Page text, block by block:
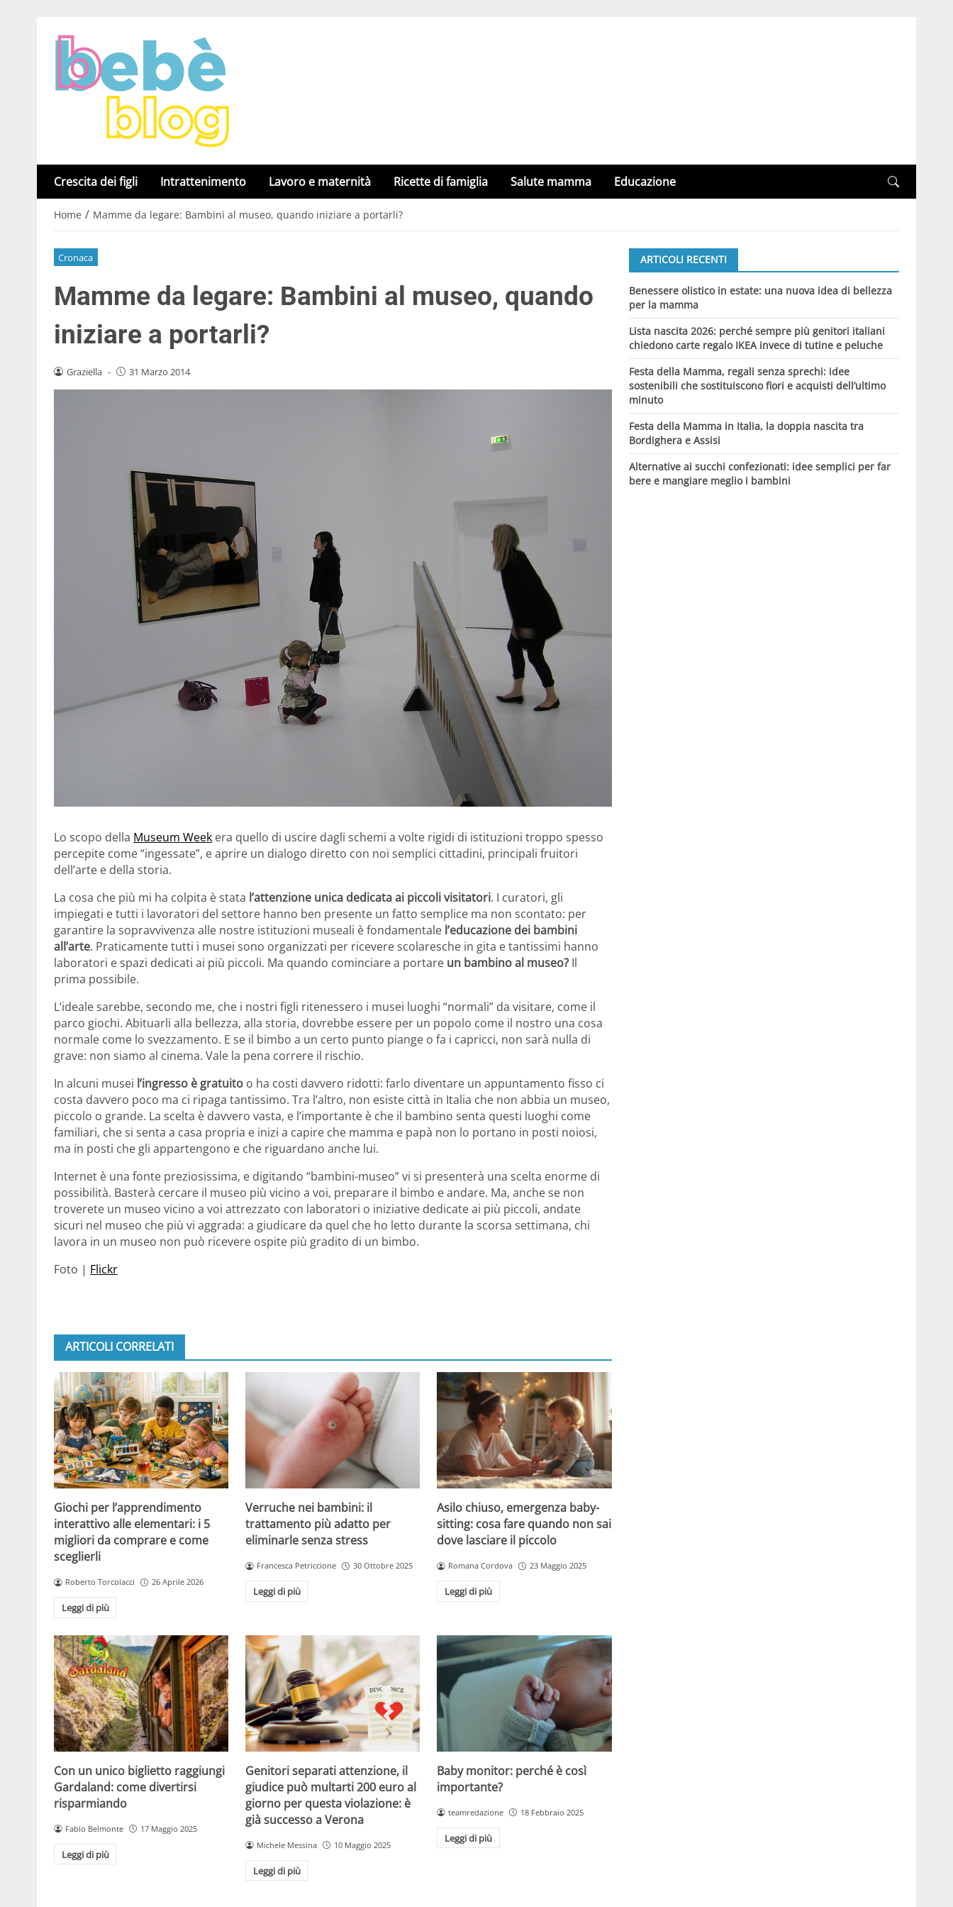
Crescita dei figli Intrattenimento Lavoro e maternità Ricette di famiglia Salute mamma Educazione
Home / Mamme da legare: Bambini al museo, quando iniziare a portarli?
Cronaca
Mamme da legare: Bambini al museo, quando
iniziare a portarli?
Graziella - 31 Marzo 2014
Lo scopo della Museum Week era quello di uscire dagli schemi a volte rigidi di istituzioni troppo spesso
percepite come “ingessate”, e aprire un dialogo diretto con noi semplici cittadini, principali fruitori
dell’arte e della storia.
La cosa che più mi ha colpita è stata l’attenzione unica dedicata ai piccoli visitatori. I curatori, gli
impiegati e tutti i lavoratori del settore hanno ben presente un fatto semplice ma non scontato: per
garantire la sopravvivenza alle nostre istituzioni museali è fondamentale l’educazione dei bambini
all’arte. Praticamente tutti i musei sono organizzati per ricevere scolaresche in gita e tantissimi hanno
laboratori e spazi dedicati ai più piccoli. Ma quando cominciare a portare un bambino al museo? Il
prima possibile.
L’ideale sarebbe, secondo me, che i nostri figli ritenessero i musei luoghi “normali” da visitare, come il
parco giochi. Abituarli alla bellezza, alla storia, dovrebbe essere per un popolo come il nostro una cosa
normale come lo svezzamento. E se il bimbo a un certo punto piange o fa i capricci, non sarà nulla di
grave: non siamo al cinema. Vale la pena correre il rischio.
In alcuni musei l’ingresso è gratuito o ha costi davvero ridotti: farlo diventare un appuntamento fisso ci
costa davvero poco ma ci ripaga tantissimo. Tra l’altro, non esiste città in Italia che non abbia un museo,
piccolo o grande. La scelta è davvero vasta, e l’importante è che il bambino senta questi luoghi come
familiari, che si senta a casa propria e inizi a capire che mamma e papà non lo portano in posti noiosi,
ma in posti che gli appartengono e che riguardano anche lui.
Internet è una fonte preziosissima, e digitando “bambini-museo” vi si presenterà una scelta enorme di
possibilità. Basterà cercare il museo più vicino a voi, preparare il bimbo e andare. Ma, anche se non
troverete un museo vicino a voi attrezzato con laboratori o iniziative dedicate ai più piccoli, andate
sicuri nel museo che più vi aggrada: a giudicare da quel che ho letto durante la scorsa settimana, chi
lavora in un museo non può ricevere ospite più gradito di un bimbo.
Foto | Flickr
ARTICOLI CORRELATI
Giochi per l’apprendimento
interattivo alle elementari: i 5
migliori da comprare e come
sceglierli
Roberto Torcolacci 26 Aprile 2026
Leggi di più
Verruche nei bambini: il
trattamento più adatto per
eliminarle senza stress
Francesca Petriccione 30 Ottobre 2025
Leggi di più
Asilo chiuso, emergenza baby-
sitting: cosa fare quando non sai
dove lasciare il piccolo
Romana Cordova 23 Maggio 2025
Leggi di più
Con un unico biglietto raggiungi
Gardaland: come divertirsi
risparmiando
Fabio Belmonte 17 Maggio 2025
Leggi di più
Genitori separati attenzione, il
giudice può multarti 200 euro al
giorno per questa violazione: è
già successo a Verona
Michele Messina 10 Maggio 2025
Leggi di più
Baby monitor: perché è così
importante?
teamredazione 18 Febbraio 2025
Leggi di più
ARTICOLI RECENTI
Benessere olistico in estate: una nuova idea di bellezza
per la mamma
Lista nascita 2026: perché sempre più genitori italiani
chiedono carte regalo IKEA invece di tutine e peluche
Festa della Mamma, regali senza sprechi: idee
sostenibili che sostituiscono fiori e acquisti dell’ultimo
minuto
Festa della Mamma in Italia, la doppia nascita tra
Bordighera e Assisi
Alternative ai succhi confezionati: idee semplici per far
bere e mangiare meglio i bambini